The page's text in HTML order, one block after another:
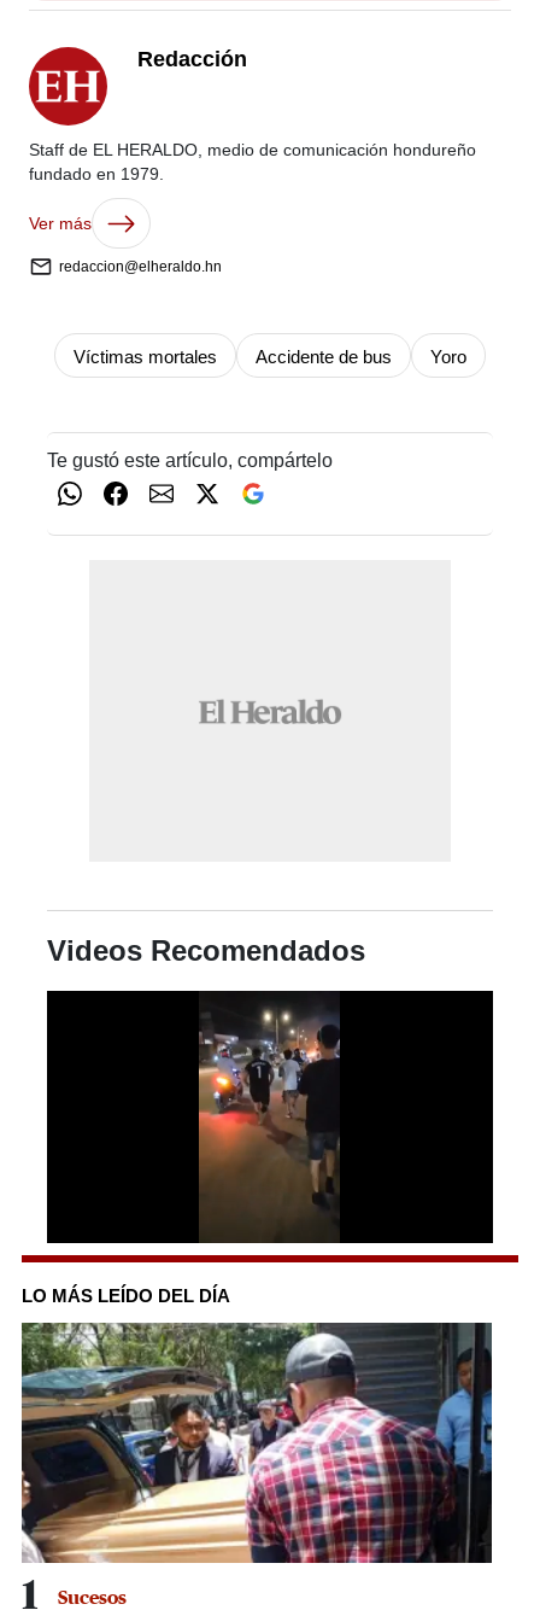
Redacción
Staff de EL HERALDO, medio de comunicación hondureño
fundado en 1979.
Ver más
redaccion@elheraldo.hn
Víctimas mortales Accidente de bus Yoro
Te gustó este artículo, compártelo
Videos Recomendados
0
of
29
seconds
LO MÁS LEÍDO DEL DÍA
1 Sucesos